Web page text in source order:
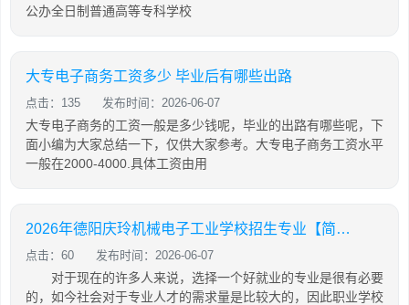
公办全日制普通高等专科学校
大专电子商务工资多少 毕业后有哪些出路
点击：135 发布时间：2026-06-07
大专电子商务的工资一般是多少钱呢，毕业的出路有哪些呢，下
面小编为大家总结一下，仅供大家参考。大专电子商务工资水平
一般在2000-4000.具体工资由用
2026年德阳庆玲机械电子工业学校招生专业【简介】
点击：60 发布时间：2026-06-07
对于现在的许多人来说，选择一个好就业的专业是很有必要
的，如今社会对于专业人才的需求量是比较大的，因此职业学校